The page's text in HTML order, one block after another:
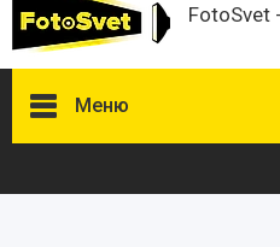
FotoSvet
Меню